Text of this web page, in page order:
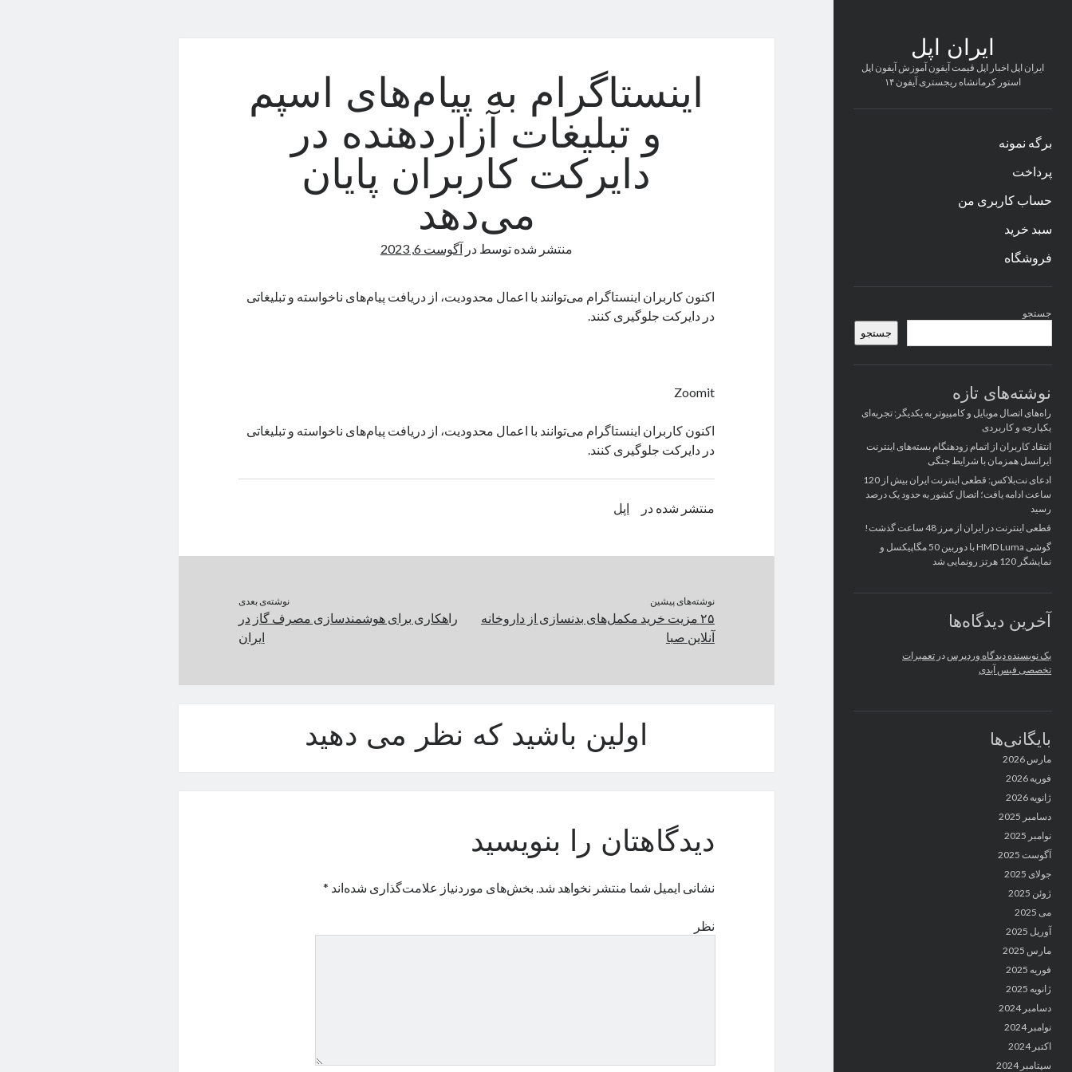
ایران اپل
ایران اپل اخبار اپل قیمت آیفون آموزش آیفون اپل
استور کرمانشاه ریجستری آیفون ۱۴
برگه نمونه
پرداخت
حساب کاربری من
سبد خرید
فروشگاه
کناری
جستجو
جستجو
نوشته‌های تازه
راه‌های اتصال موبایل و کامپیوتر به یکدیگر: تجربه‌ای
یکپارچه و کاربردی
انتقاد کاربران از اتمام زودهنگام بسته‌های اینترنت
ایرانسل همزمان با شرایط جنگی
ادعای نت‌بلاکس: قطعی اینترنت ایران بیش از 120
ساعت ادامه یافت؛ اتصال کشور به حدود یک درصد
رسید
قطعی اینترنت در ایران از مرز 48 ساعت گذشت!
گوشی HMD Luma با دوربین 50 مگاپیکسل و
نمایشگر 120 هرتز رونمایی شد
آخرین دیدگاه‌ها
یک نویسنده دیدگاه وردپرس در تعمیرات
تخصصی فیس آیدی
بایگانی‌ها
مارس 2026
فوریه 2026
ژانویه 2026
دسامبر 2025
نوامبر 2025
آگوست 2025
جولای 2025
ژوئن 2025
می 2025
آوریل 2025
مارس 2025
فوریه 2025
ژانویه 2025
دسامبر 2024
نوامبر 2024
اکتبر 2024
سپتامبر 2024
اینستاگرام به پیام‌های اسپم
و تبلیغات آزاردهنده در
دایرکت کاربران پایان
می‌دهد
منتشر شده توسطدرآگوست 6, 2023
اکنون کاربران اینستاگرام می‌توانند با اعمال محدودیت، از دریافت پیام‌های ناخواسته و تبلیغاتی
در دایرکت جلوگیری کنند.
Zoomit
اکنون کاربران اینستاگرام می‌توانند با اعمال محدودیت، از دریافت پیام‌های ناخواسته و تبلیغاتی
در دایرکت جلوگیری کنند.
منتشر شده در اپل
نوشته‌های پیشین
۲۵ مزیت خرید مکمل‌های بدنسازی از داروخانه
آنلاین صبا
نوشته‌ی بعدی
راهکاری برای هوشمندسازی مصرف گاز در
ایران
اولین باشید که نظر می دهید
دیدگاهتان را بنویسید
نشانی ایمیل شما منتشر نخواهد شد. بخش‌های موردنیاز علامت‌گذاری شده‌اند *
نظر